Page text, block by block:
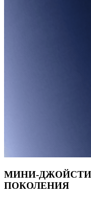
МИНИ-
ПОКОЛЕНИЯ